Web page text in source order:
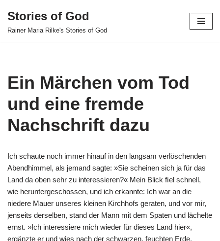
Skip
Stories of God
Rainer Maria Rilke's Stories of God
Ein Märchen vom Tod
und eine fremde
Nachschrift dazu
Ich schaute noch immer hinauf in den langsam verlöschenden
Abendhimmel, als jemand sagte: »Sie scheinen sich ja für das
Land da oben sehr zu interessieren?« Mein Blick ﬁel schnell,
wie heruntergeschossen, und ich erkannte: Ich war an die
niedere Mauer unseres kleinen Kirchhofs geraten, und vor mir,
jenseits derselben, stand der Mann mit dem Spaten und lächelte
ernst. »Ich interessiere mich wieder für dieses Land hier«,
ergänzte er und wies nach der schwarzen, feuchten Erde,